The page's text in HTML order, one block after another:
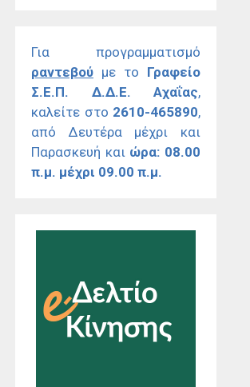
Για προγραμματισμό
ραντεβού με το Γραφείο
Σ.Ε.Π. Δ.Δ.Ε. Αχαΐας,
καλείτε στο 2610-465890,
από Δευτέρα μέχρι και
Παρασκευή και ώρα: 08.00
π.μ. μέχρι 09.00 π.μ.